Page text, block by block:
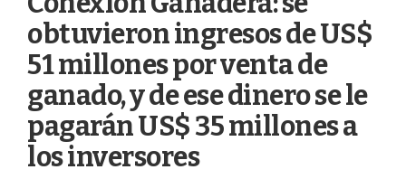
obtuvieron ingresos de US$
51 millones por venta de
ganado, y de ese dinero se le
pagarán US$ 35 millones a
los inversores